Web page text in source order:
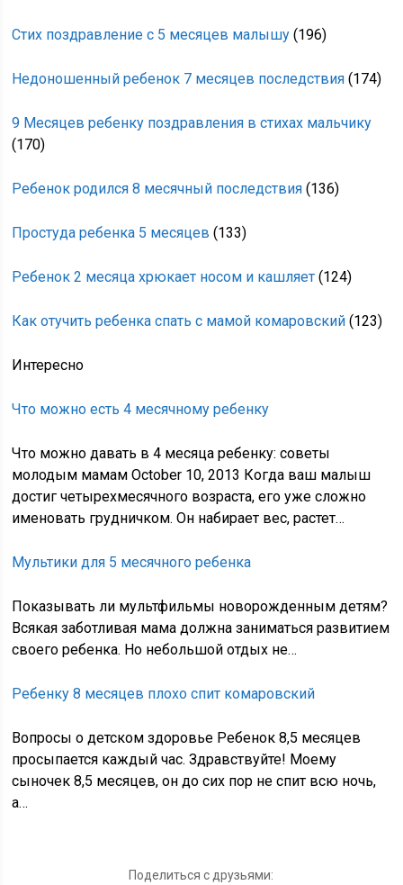
Стих поздравление с 5 месяцев малышу (196)
Недоношенный ребенок 7 месяцев последствия (174)
9 Месяцев ребенку поздравления в стихах мальчику
(170)
Ребенок родился 8 месячный последствия (136)
Простуда ребенка 5 месяцев (133)
Ребенок 2 месяца хрюкает носом и кашляет (124)
Как отучить ребенка спать с мамой комаровский (123)
Интересно
Что можно есть 4 месячному ребенку
Что можно давать в 4 месяца ребенку: советы
молодым мамам October 10, 2013 Когда ваш малыш
достиг четырехмесячного возраста, его уже сложно
именовать грудничком. Он набирает вес, растет…
Мультики для 5 месячного ребенка
Показывать ли мультфильмы новорожденным детям?
Всякая заботливая мама должна заниматься развитием
своего ребенка. Но небольшой отдых не…
Ребенку 8 месяцев плохо спит комаровский
Вопросы о детском здоровье Ребенок 8,5 месяцев
просыпается каждый час. Здравствуйте! Моему
сыночек 8,5 месяцев, он до сих пор не спит всю ночь,
а…
Поделиться с друзьями: